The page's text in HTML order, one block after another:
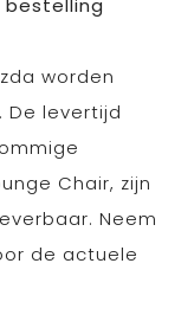
worden
De levertijd
Chair, zijn
Neem
de actuele